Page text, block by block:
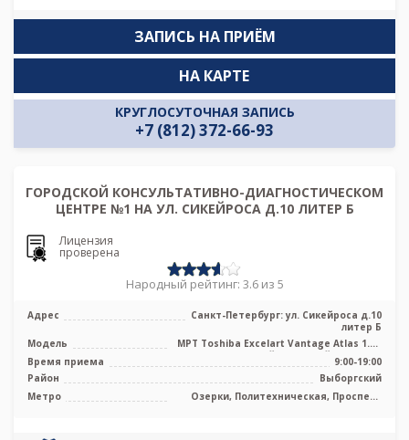
ЗАПИСЬ НА ПРИЁМ
КРУГЛОСУТОЧНАЯ ЗАПИСЬ
+7 (812) 372-66-93
НА КАРТЕ
ГОРОДСКОЙ КОНСУЛЬТАТИВНО-ДИАГНОСТИЧЕСКОМ
ЦЕНТРЕ №1 НА УЛ. СИКЕЙРОСА Д.10 ЛИТЕР Б
Лицензия
проверена
Народный рейтинг: 3.6 из 5
Адрес
Санкт-Петербург: ул. Сикейроса д.10
литер Б
Модель
МРТ Toshiba Excelart Vantage Atlas 1.5T
высокопольный закрытый тип, КТ ...
Время приема
9:00-19:00
Район
Выборгский
Метро
Озерки, Политехническая, Проспект